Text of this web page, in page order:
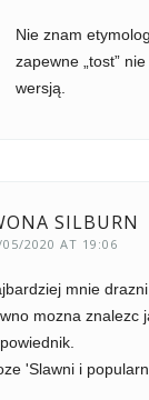
Nie znam
zapewne „tost”
wersją.
SILBURN
05/2020 AT 19:06
mnie
mozna znalezc
'Slawni i